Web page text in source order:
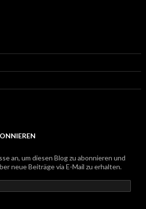
an, um diesen Blog zu abonnieren und
neue Beiträge via E-Mail zu erhalten.